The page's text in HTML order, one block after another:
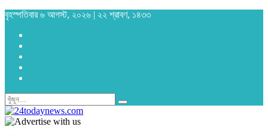
বৃহস্পতিবার ৬ আগস্ট, ২০২৬ | ২২ শ্রাবণ, ১৪৩৩